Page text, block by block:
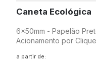
Caneta Ecológica
6x50mm - Papelão
Acionamento por
a partir de: